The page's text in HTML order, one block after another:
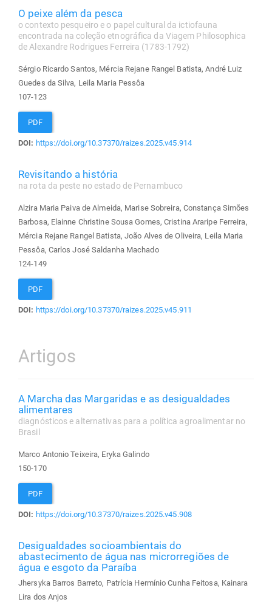
O peixe além da pesca
o contexto pesqueiro e o papel cultural da ictiofauna
encontrada na coleção etnográfica da Viagem Philosophica
de Alexandre Rodrigues Ferreira (1783-1792)
Sérgio Ricardo Santos, Mércia Rejane Rangel Batista, André Luiz
Guedes da Silva, Leila Maria Pessôa
107-123
PDF
DOI: https://doi.org/10.37370/raizes.2025.v45.914
Revisitando a história
na rota da peste no estado de Pernambuco
Alzira Maria Paiva de Almeida, Marise Sobreira, Constança Simões
Barbosa, Elainne Christine Sousa Gomes, Cristina Araripe Ferreira,
Mércia Rejane Rangel Batista, João Alves de Oliveira, Leila Maria
Pessôa, Carlos José Saldanha Machado
124-149
PDF
DOI: https://doi.org/10.37370/raizes.2025.v45.911
Artigos
A Marcha das Margaridas e as desigualdades
alimentares
diagnósticos e alternativas para a política agroalimentar no
Brasil
Marco Antonio Teixeira, Eryka Galindo
150-170
PDF
DOI: https://doi.org/10.37370/raizes.2025.v45.908
Desigualdades socioambientais do
abastecimento de água nas microrregiões de
água e esgoto da Paraíba
Jhersyka Barros Barreto, Patrícia Hermínio Cunha Feitosa, Kainara
Lira dos Anjos